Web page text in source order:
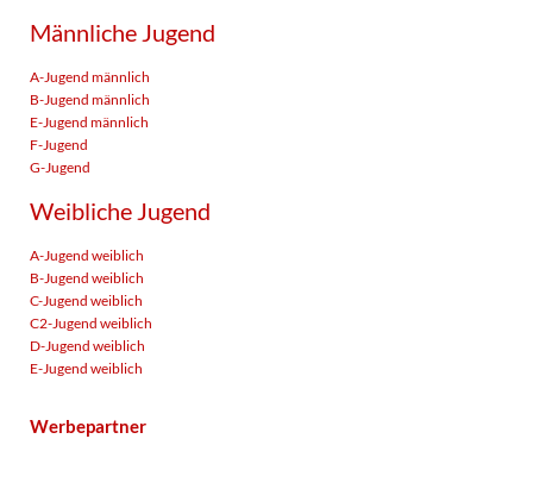
Männliche Jugend
A-Jugend männlich
B-Jugend männlich
E-Jugend männlich
F-Jugend
G-Jugend
Weibliche Jugend
A-Jugend weiblich
B-Jugend weiblich
C-Jugend weiblich
C2-Jugend weiblich
D-Jugend weiblich
E-Jugend weiblich
Werbepartner